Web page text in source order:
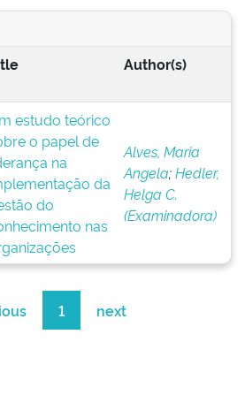
Author(s)
estudo teórico
o papel de
na
da
do
nas
Alves, Maria
Angela;Hedler,
Helga C.
(Examinadora)
1 next